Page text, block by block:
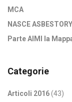
MCA
NASCE
Parte AIMI la
Categorie
Articoli 2016(43)